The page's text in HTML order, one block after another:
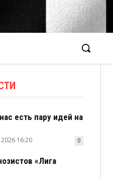
есть пару идей на
2026 16:20 0
«Лига